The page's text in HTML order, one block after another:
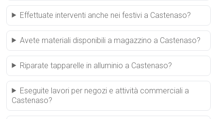
Effettuate interventi anche nei festivi a Castenaso?
Avete materiali disponibili a magazzino a Castenaso?
Riparate tapparelle in alluminio a Castenaso?
Eseguite lavori per negozi e attività commerciali a
Castenaso?